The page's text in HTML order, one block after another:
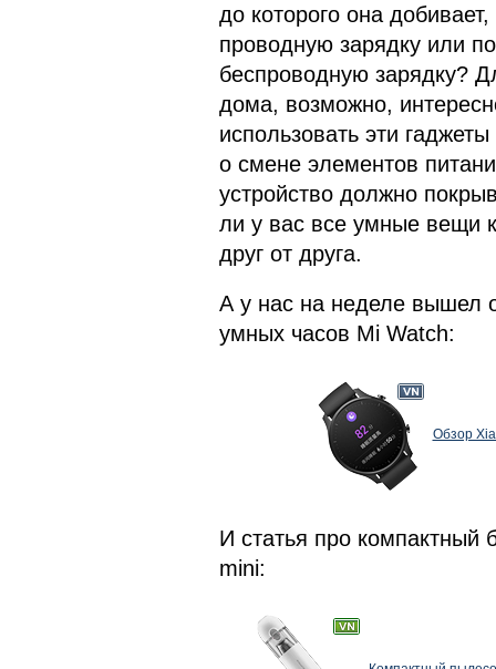
до которого она
проводную зарядку или
беспроводную зарядку?
дома, возможно,
использовать эти
о смене элементов
устройство должно
ли у вас все умные вещи
друг от друга.
А у нас на неделе вышел
умных часов Mi Watch:
Обзор
И статья про компактный
mini: